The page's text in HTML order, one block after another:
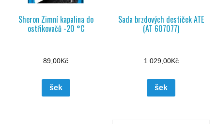
Sheron Zimní kapalina do
ostřikovačů -20 °C
89,00Kč
šek
Sada brzdových destiček ATE
(AT 607077)
1 029,00Kč
šek